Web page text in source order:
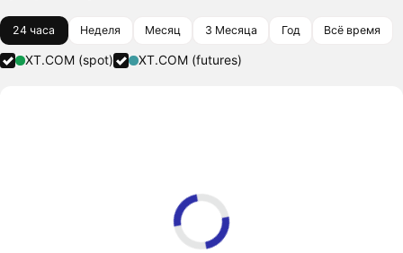
24 часа Неделя Месяц 3 Месяца Год Всё время
XT.COM (spot) XT.COM (futures)